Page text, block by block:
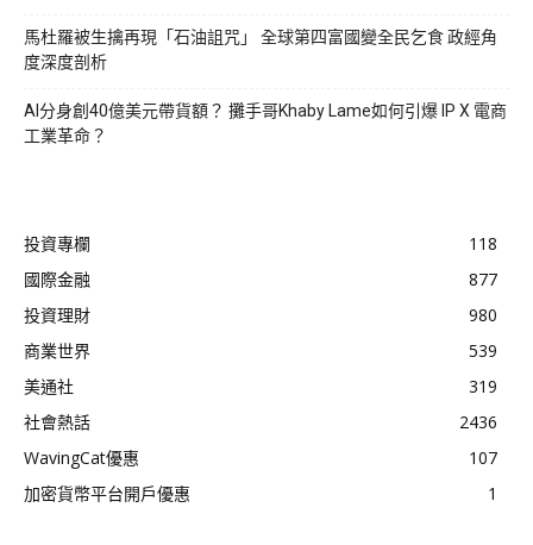
馬杜羅被生擒再現「石油詛咒」 全球第四富國變全民乞食 政經角
度深度剖析
AI分身創40億美元帶貨額？ 攤手哥Khaby Lame如何引爆 IP X 電商
工業革命？
投資專欄
118
國際金融
877
投資理財
980
商業世界
539
美通社
319
社會熱話
2436
WavingCat優惠
107
加密貨幣平台開戶優惠
1